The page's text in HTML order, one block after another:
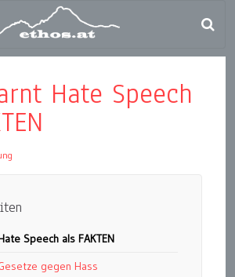
Hate Speech
Speech als FAKTEN
gegen Hass